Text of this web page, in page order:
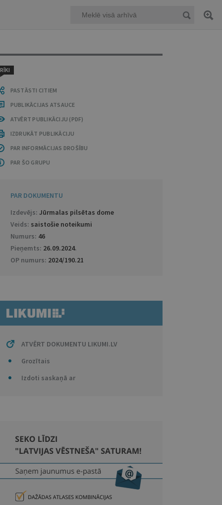
RĪKI
PASTĀSTI CITIEM
PUBLIKĀCIJAS ATSAUCE
ATVĒRT PUBLIKĀCIJU (PDF)
IZDRUKĀT PUBLIKĀCIJU
PAR INFORMĀCIJAS DROŠĪBU
PAR ŠO GRUPU
PAR DOKUMENTU
Izdevējs: Jūrmalas pilsētas dome
Veids: saistošie noteikumi
Numurs: 46
Pieņemts: 26.09.2024.
OP numurs: 2024/190.21
ATVĒRT DOKUMENTU LIKUMI.LV
Grozītais
Izdoti saskaņā ar